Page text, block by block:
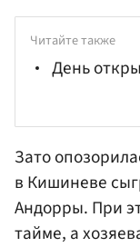
Читайте также
День
Зато
в Кишиневе
Андорры. При
тайме, а